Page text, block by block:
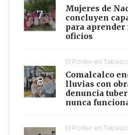
Mujeres de
concluyen
para aprender
oficios
El Poder en
Comalcalco
lluvias con
denuncia
nunca
El Poder en